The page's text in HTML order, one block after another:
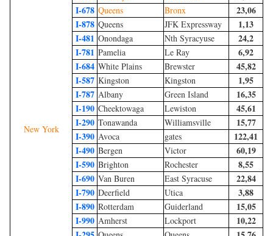
New York
I-678 Queens Bronx
23,06
I-878 Queens JFK Expressway
1,13
I-481 Onondaga Nth Syracyuse
24,2
I-781 Pamelia Le Ray
6,92
I-684 White Plains Brewster
45,82
I-587 Kingston Kingston
1,95
I-787 Albany Green Island
16,35
I-190 Cheektowaga Lewiston
45,61
I-290 Tonawanda Williamsville
15,77
I-390 Avoca gates
122,41
I-490 Bergen Victor
60,19
I-590 Brighton Rochester
8,55
I-690 Van Buren East Syracuse
22,84
I-790 Deerfield Utica
3,88
I-890 Rotterdam Guiderland
15,05
I-990 Amherst Lockport
10,22